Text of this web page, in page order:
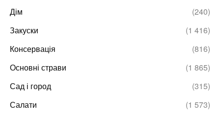
Дім
(240)
Закуски
(1 416)
Консервація
(816)
Основні страви
(1 865)
Сад і город
(315)
Салати
(1 573)